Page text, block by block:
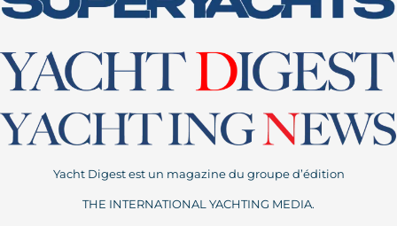
Yacht Digest est un magazine du groupe d’édition
THE INTERNATIONAL YACHTING MEDIA.